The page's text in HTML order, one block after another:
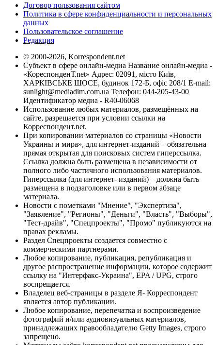
Договор пользования сайтом
Политика в сфере конфиденциальности и персональных
данных
Пользовательское соглашение
Редакция
© 2000-2026, Korrespondent.net
Субъект в сфере онлайн-медиа Название онлайн-медиа -
«КореспонденТ.net» Адрес: 02091, місто Київ,
ХАРКІВСЬКЕ ШОСЕ, будинок 172-Б, офіс 208/1 E-mail:
sunlight@mediadim.com.ua Телефон: 044-205-43-00
Идентификатор медиа - R40-06068
Использование любых материалов, размещённых на
сайте, разрешается при условии ссылки на
Корреспондент.net.
При копировании материалов со страницы «Новости
Украины и мира», для интернет-изданий – обязательна
прямая открытая для поисковых систем гиперссылка.
Ссылка должна быть размещена в независимости от
полного либо частичного использования материалов.
Гиперссылка (для интернет- изданий) – должна быть
размещена в подзаголовке или в первом абзаце
материала.
Новости с пометками "Мнение", "Экспертиза",
"Заявление", "Регионы", "Деньги", "Власть", "Выборы",
"Тест-драйв", "Спецпроекты", "Промо" публикуются на
правах рекламы.
Раздел Спецпроекты создается совместно с
коммерческими партнерами.
Любое копирование, публикация, републикация и
другое распространение информации, которое содержит
ссылку на "Интерфакс-Украина", EPA / UPG, строго
воспрещается.
Владелец веб-страницы в разделе Я- Корреспондент
является автор публикации.
Любое копирование, перепечатка и воспроизведение
фотографий и/или аудиовизуальных материалов,
принадлежащих правообладателю Getty Images, строго
запрещено.